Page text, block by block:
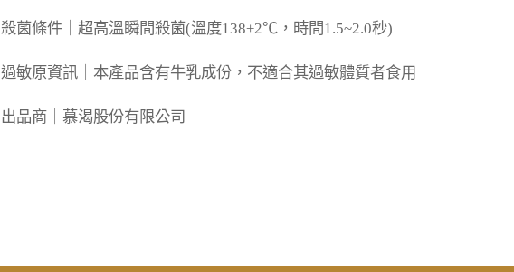
殺菌條件｜超高溫瞬間殺菌(溫度138±2℃，時間1.5~2.0秒)
過敏原資訊｜本產品含有牛乳成份，不適合其過敏體質者食用